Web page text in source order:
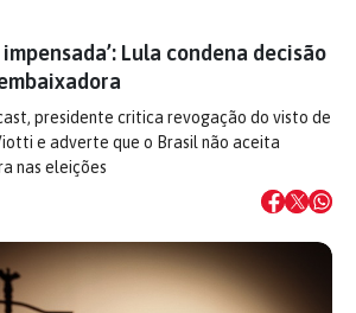
Lula condena decisão
presidente critica revogação do visto de
e adverte que o Brasil não aceita
nas eleições